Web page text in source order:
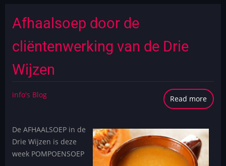
Afhaalsoep door de
cliëntenwerking van de Drie
Wijzen
Read more
de
info's Blog
De AFHAALSOEP in de
Drie Wijzen is deze
week POMPOENSOEP